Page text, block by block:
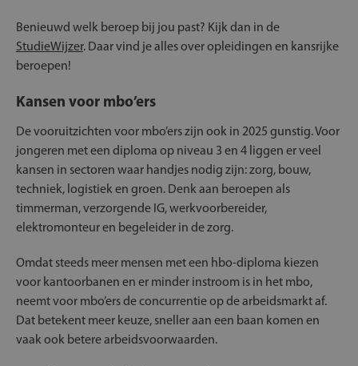
Benieuwd welk beroep bij jou past? Kijk dan in de
StudieWijzer. Daar vind je alles over opleidingen en kansrijke
beroepen!
Kansen voor mbo’ers
De vooruitzichten voor mbo’ers zijn ook in 2025 gunstig. Voor
jongeren met een diploma op niveau 3 en 4 liggen er veel
kansen in sectoren waar handjes nodig zijn: zorg, bouw,
techniek, logistiek en groen. Denk aan beroepen als
timmerman, verzorgende IG, werkvoorbereider,
elektromonteur en begeleider in de zorg.
Omdat steeds meer mensen met een hbo-diploma kiezen
voor kantoorbanen en er minder instroom is in het mbo,
neemt voor mbo’ers de concurrentie op de arbeidsmarkt af.
Dat betekent meer keuze, sneller aan een baan komen en
vaak ook betere arbeidsvoorwaarden.